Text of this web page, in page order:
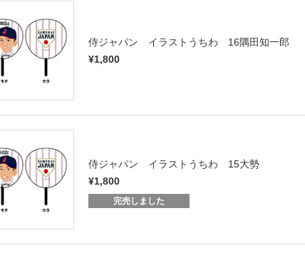
侍ジャパン イラストうちわ 16隅田知一郎
¥1,800
侍ジャパン イラストうちわ 15大勢
¥1,800
完売しました